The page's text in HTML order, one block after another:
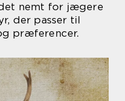
nemt for jægere
der passer til
præferencer.